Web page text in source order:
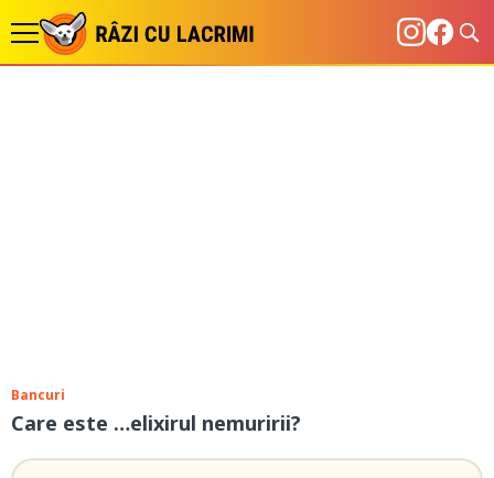
Bancuri
Care este …elixirul nemuririi?